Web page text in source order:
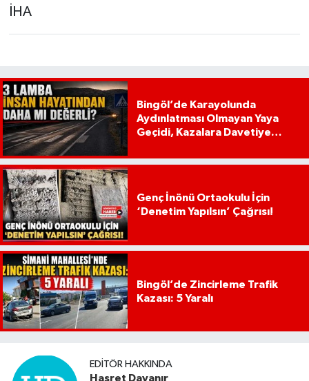
İHA
Bingöl’de Karayolunda
Aydınlatması Olmayan Yaya
Geçidi, Kazalara Davetiye
Genç İnönü Ortaokulu İçin
‘Denetim Yapılsın’ Çağrısı!
Bingöl’de Zincirleme Trafik
Kazası: 5 Yaralı
EDITÖR HAKKINDA
Hasret Dayanır